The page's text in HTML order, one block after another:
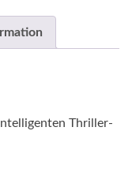
Thriller-